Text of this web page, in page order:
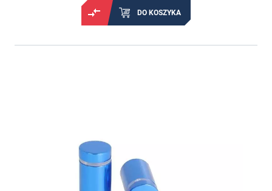
DO KOSZYKA